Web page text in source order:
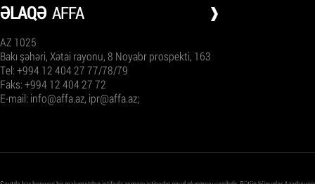
ƏLAQƏ AFFA
AZ 1025
Bakı şəhəri, Xətai rayonu, 8 Noyabr prospekti, 163
Tel: +994 12 404 27 77/78/79
Faks: +994 12 404 27 72
E-mail: info@affa.az, ipr@affa.az;